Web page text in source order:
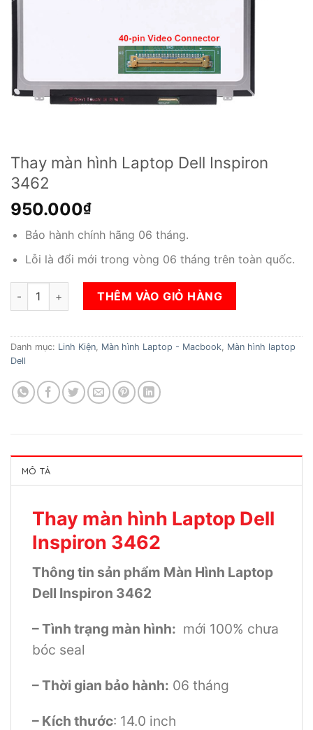
Thay màn hình Laptop Dell Inspiron
3462
950.000₫
Bảo hành chính hãng 06 tháng.
Lỗi là đổi mới trong vòng 06 tháng trên toàn quốc.
Thay màn hình Laptop Dell Inspiron 3462 số lượng
THÊM VÀO GIỎ HÀNG
Danh mục: Linh Kiện, Màn hình Laptop - Macbook, Màn hình laptop
Dell
MÔ TẢ
Thay màn hình Laptop Dell
Inspiron 3462
Thông tin sản phẩm Màn Hình Laptop
Dell Inspiron 3462
– Tình trạng màn hình: mới 100% chưa
bóc seal
– Thời gian bảo hành: 06 tháng
– Kích thước: 14.0 inch